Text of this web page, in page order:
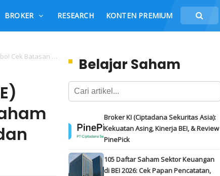
BROKER RESEARCH KONTEN PREMIUM
dan Jadwalnya Belajar Saham
Broker KI (Ciptadana Sekuritas Asia):
Kekuatan Asing, Kinerja BEI, & Review
PinePick
105 Daftar Saham Sektor Keuangan
di BEI 2026: Cek Papan Pencatatan,